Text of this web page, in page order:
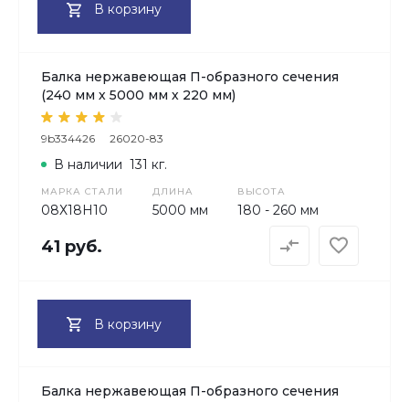
В корзину
Балка нержавеющая П-образного сечения
(240 мм х 5000 мм х 220 мм)
9b334426 26020-83
МАРКА СТАЛИ
08Х18H10
ДЛИНА
5000 мм
ВЫСОТА
180 - 260 мм
В наличии 131 кг.
41 руб.
В корзину
Балка нержавеющая П-образного сечения